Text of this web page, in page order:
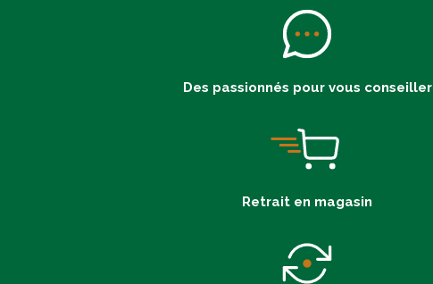
Des passionnés pour vous conseiller
Retrait en magasin